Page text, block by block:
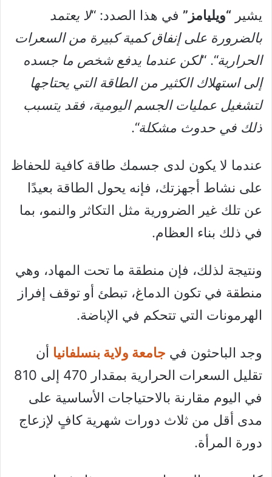
يشير “ويليامز” في هذا الصدد: “لا يعتمد
بالضرورة على إنفاق كمية كبيرة من السعرات
الحرارية“. “لكن عندما يدفع شخص ما جسده
إلى استهلاك الكثير من الطاقة التي يحتاجها
لتشغيل عمليات الجسم اليومية، فقد يتسبب
ذلك في حدوث مشكلة“.
عندما لا يكون لدى جسمك طاقة كافية للحفاظ
على نشاط أجهزتك، فإنه يحول الطاقة بعيدًا
عن تلك غير الضرورية مثل التكاثر والنمو، بما
في ذلك بناء العظام.
ونتيجة لذلك، فإن منطقة ما تحت المهاد، وهي
منطقة في تكون الدماغ، تبطئ أو توقف إفراز
الهرمونات التي تتحكم في الإباضة.
وجد الباحثون في جامعة ولاية بنسلفانيا أن
تقليل السعرات الحرارية بمقدار 470 إلى 810
في اليوم مقارنة بالاحتياجات الأساسية على
مدى أقل من ثلاث دورات شهرية كافٍ لإزعاج
دورة المرأة.